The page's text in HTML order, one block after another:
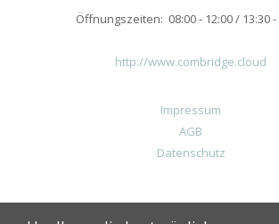
Öffnungszeiten: 08:00 - 12:00 / 13:30 -
http://www.combridge.cloud
Impressum
AGB
Datenschutz